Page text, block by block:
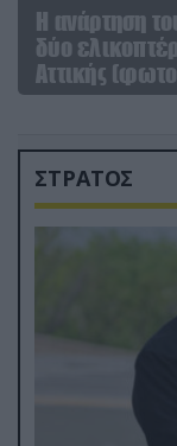
Η ανάρτηση
δύο
Αττικής
ΣΤΡΑΤΟΣ